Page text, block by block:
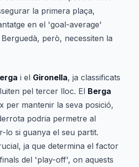
la primera plaça,
en el 'goal-average'
però, necessiten la
i el Gironella, ja classificats
pel tercer lloc. El Berga
per mantenir la seva posició,
podria permetre al
lo si guanya el seu partit.
ja que determina el factor
del 'play-off', on aquests